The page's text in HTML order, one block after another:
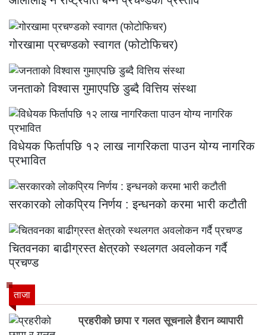
गोरखामा प्रचण्डको स्वागत (फोटोफिचर)
जनताको विश्वास गुमाएपछि डुब्दै वित्तिय संस्था
विधेयक फिर्तापछि १२ लाख नागरिकता पाउन योग्य नागरिक
प्रभावित
सरकारको लोकप्रिय निर्णय : इन्धनको करमा भारी कटौती
चितवनका बाढीग्रस्त क्षेत्रको स्थलगत अवलोकन गर्दै
प्रचण्ड
ताजा
प्रहरीको छापा र गलत सूचनाले हैरान व्यापारी